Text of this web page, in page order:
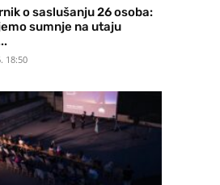
o saslušanju 26 osoba:
sumnje na utaju
18:50